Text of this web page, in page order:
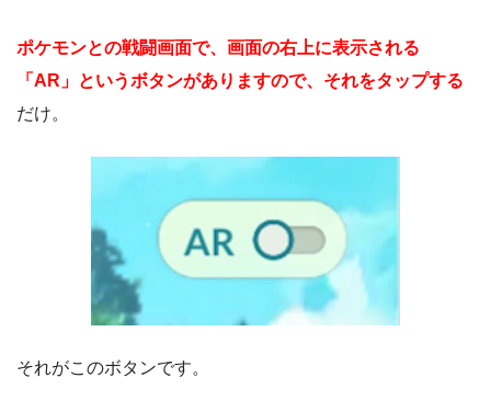
ポケモンとの戦闘画面で、画面の右上に表示される
「AR」というボタンがありますので、それをタップする
だけ。
それがこのボタンです。